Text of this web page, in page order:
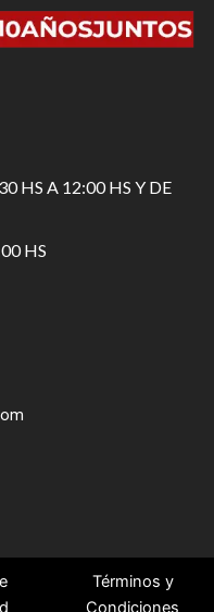
HS A 12:00 HS Y DE
HS
Términos y